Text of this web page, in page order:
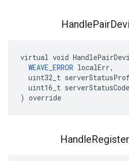
HandlePair
virtual void
WEAVE_ERROR localErr,
uint32_t
  uint16_t serverStatusCode
) override
HandleRegister